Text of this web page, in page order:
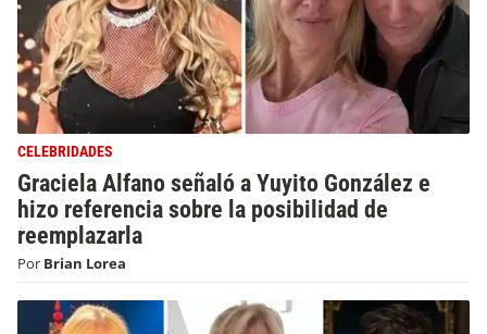
CELEBRIDADES
Graciela Alfano señaló a Yuyito González e
hizo referencia sobre la posibilidad de
reemplazarla
Por Brian Lorea